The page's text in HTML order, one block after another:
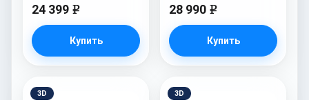
24 399 e
Купить
28 990 e
Купить
3D 3D